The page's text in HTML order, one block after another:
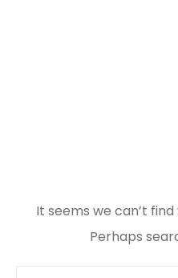
It seems we can’t
Perhaps